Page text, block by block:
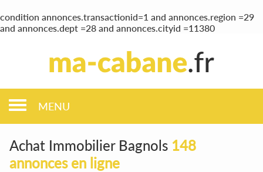
condition annonces.transactionid=1 and annonces.region =29
and annonces.dept =28 and annonces.cityid =11380
MENU
Achat Immobilier Bagnols 148
annonces en ligne